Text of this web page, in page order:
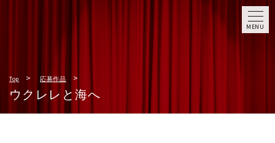
MENU
Top 応募作品
ウクレレと海へ